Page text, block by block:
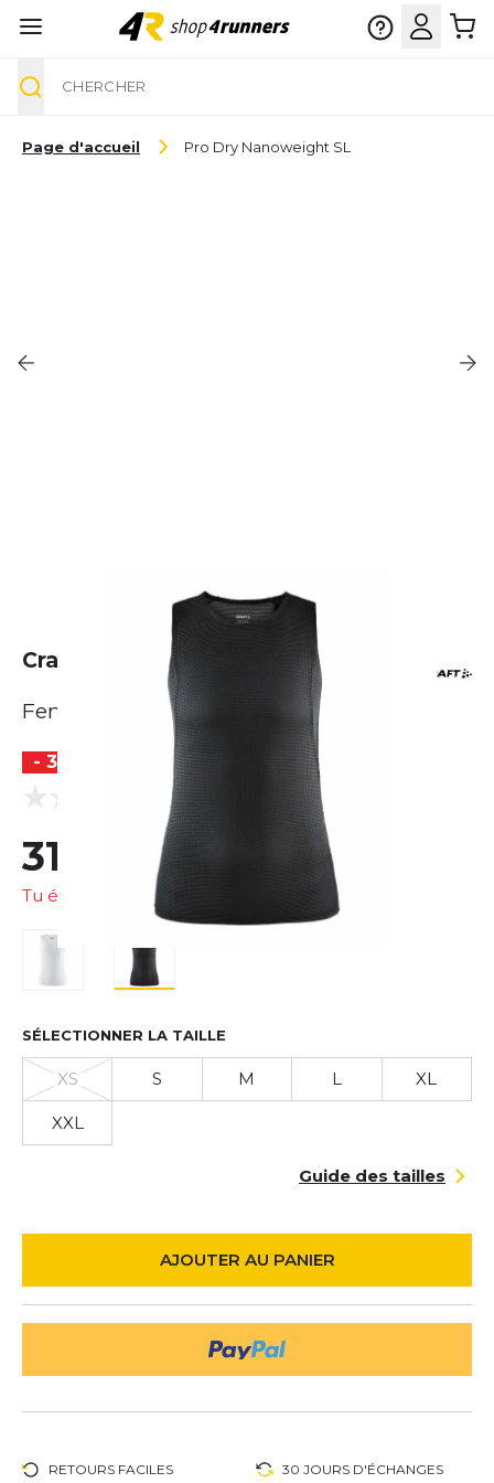
Page d'accueil Pro Dry Nanoweight SL
Craft Pro Dry Nanoweight SL
Femme
- 31 %
0.0
31,25 €
Tu économises 14,08 €
SÉLECTIONNER LA TAILLE
XS S M L XL
XXL
Guide des tailles
AJOUTER AU PANIER
RETOURS FACILES 30 JOURS D'ÉCHANGES